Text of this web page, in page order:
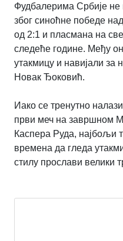
Фудбалерима Србије не
због синоћне победе
од 2:1 и пласмана на
следеће године. Међу
утакмицу и навијали за
Новак Ђоковић.
Иако се тренутно
први меч на завршном
Каспера Руда, најбољи
времена да гледа
стилу прослави велики